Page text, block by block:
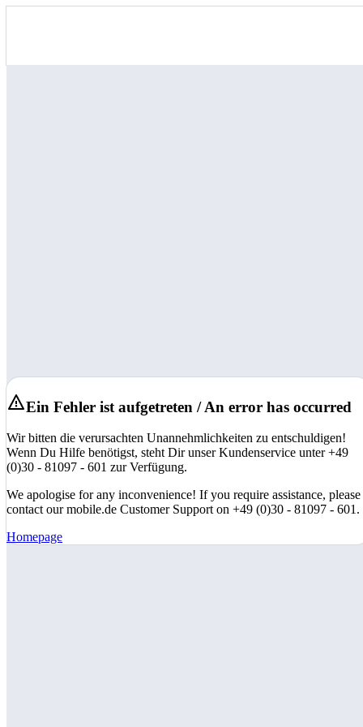
Ein Fehler ist aufgetreten / An error has occurred
Wir bitten die verursachten Unannehmlichkeiten zu entschuldigen!
Wenn Du Hilfe benötigst, steht Dir unser Kundenservice unter +49
(0)30 - 81097 - 601 zur Verfügung.
We apologise for any inconvenience! If you require assistance, please
contact our mobile.de Customer Support on +49 (0)30 - 81097 - 601.
Homepage